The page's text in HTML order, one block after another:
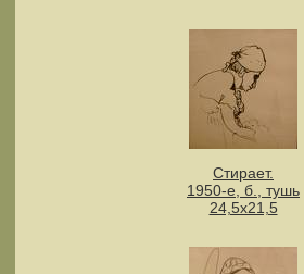
Стирает.
1950-е, б., тушь
24,5х21,5